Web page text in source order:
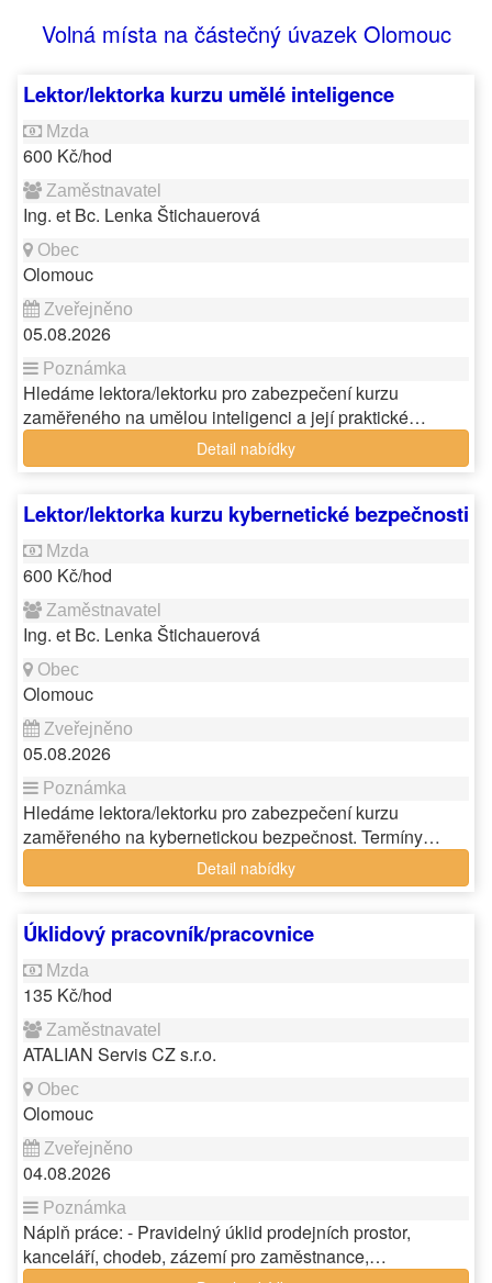
Volná místa na částečný úvazek Olomouc
Lektor/lektorka kurzu umělé inteligence
600 Kč/hod
Ing. et Bc. Lenka Štichauerová
Olomouc
05.08.2026
Hledáme lektora/lektorku pro zabezpečení kurzu
zaměřeného na umělou inteligenci a její praktické…
Detail nabídky
Lektor/lektorka kurzu kybernetické bezpečnosti
600 Kč/hod
Ing. et Bc. Lenka Štichauerová
Olomouc
05.08.2026
Hledáme lektora/lektorku pro zabezpečení kurzu
zaměřeného na kybernetickou bezpečnost. Termíny…
Detail nabídky
Úklidový pracovník/pracovnice
135 Kč/hod
ATALIAN Servis CZ s.r.o.
Olomouc
04.08.2026
Náplň práce: - Pravidelný úklid prodejních prostor,
kanceláří, chodeb, zázemí pro zaměstnance,…